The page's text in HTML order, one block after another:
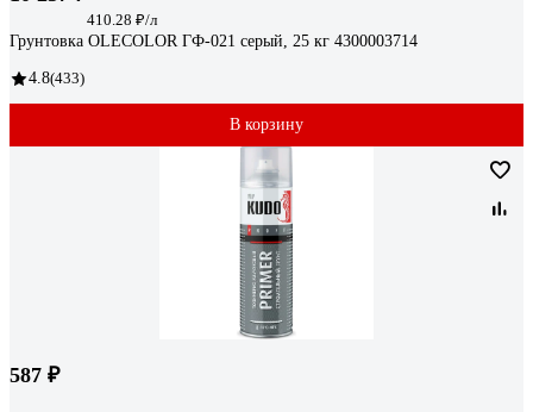
410.28 ₽/л
Грунтовка OLECOLOR ГФ-021 серый, 25 кг 4300003714
4.8(433)
В корзину
587 ₽